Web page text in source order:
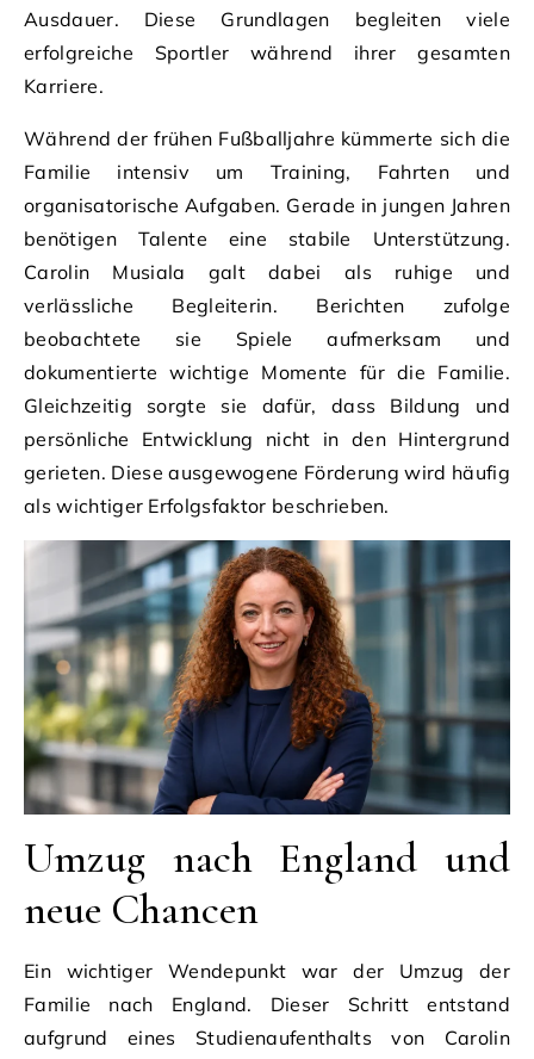
Ausdauer. Diese Grundlagen begleiten viele
erfolgreiche Sportler während ihrer gesamten
Karriere.
Während der frühen Fußballjahre kümmerte sich die
Familie intensiv um Training, Fahrten und
organisatorische Aufgaben. Gerade in jungen Jahren
benötigen Talente eine stabile Unterstützung.
Carolin Musiala galt dabei als ruhige und
verlässliche Begleiterin. Berichten zufolge
beobachtete sie Spiele aufmerksam und
dokumentierte wichtige Momente für die Familie.
Gleichzeitig sorgte sie dafür, dass Bildung und
persönliche Entwicklung nicht in den Hintergrund
gerieten. Diese ausgewogene Förderung wird häufig
als wichtiger Erfolgsfaktor beschrieben.
Umzug nach England und
neue Chancen
Ein wichtiger Wendepunkt war der Umzug der
Familie nach England. Dieser Schritt entstand
aufgrund eines Studienaufenthalts von Carolin